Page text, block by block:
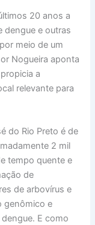
20 anos a
dengue e outras
meio de um
Nogueira aponta
a
relevante para
do Rio Preto é de
2 mil
tempo quente e
de
de arbovírus e
genômico e
E como